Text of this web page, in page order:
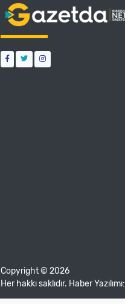
Copyright © 2026
Her hakkı saklıdır. Haber Yazılımı: